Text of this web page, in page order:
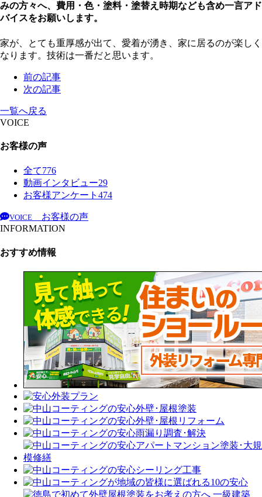
みの方々へ、費用・色・塗料・塗替え時期なども含め一言アド
バイスをお願いします。
家が、とても重厚感が出て、愛着が湧き、家に居るのが楽しく
なります。技術は一番だと思います。
前の記事
次の記事
一覧へ戻る
VOICE
お客様の声
全て776
動画インタビュー29
お客様アンケート 474
VOICE
お客様の声
INFORMATION
おすすめ情報